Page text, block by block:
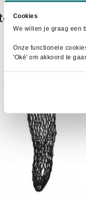
Cookies
We willen je graag een
Onze functionele
'Oké' om akkoord te
producten